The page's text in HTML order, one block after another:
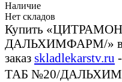
Наличие
Нет складов
Купить
ДАЛЬХИМФАРМ/» в
заказ skladlekarstv.ru
ТАБ №20/